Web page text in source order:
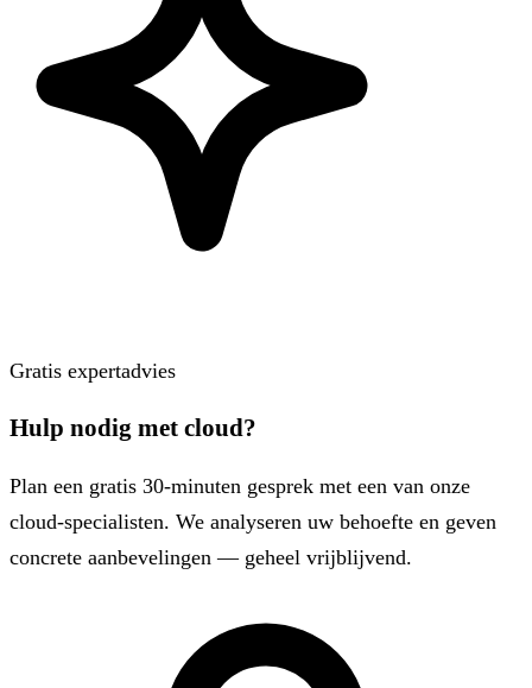
Gratis expertadvies
Hulp nodig met cloud?
Plan een gratis 30-minuten gesprek met een van onze
cloud-specialisten. We analyseren uw behoefte en geven
concrete aanbevelingen — geheel vrijblijvend.